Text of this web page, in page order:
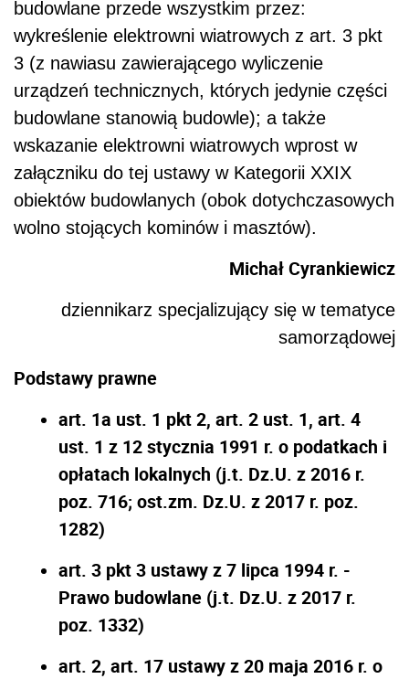
budowlane przede wszystkim przez:
wykreślenie elektrowni wiatrowych z art. 3 pkt
3 (z nawiasu zawierającego wyliczenie
urządzeń technicznych, których jedynie części
budowlane stanowią budowle); a także
wskazanie elektrowni wiatrowych wprost w
załączniku do tej ustawy w Kategorii XXIX
obiektów budowlanych (obok dotychczasowych
wolno stojących kominów i masztów).
Michał Cyrankiewicz
dziennikarz specjalizujący się w tematyce
samorządowej
Podstawy prawne
art. 1a ust. 1 pkt 2, art. 2 ust. 1, art. 4
ust. 1 z 12 stycznia 1991 r. o podatkach i
opłatach lokalnych (j.t. Dz.U. z 2016 r.
poz. 716; ost.zm. Dz.U. z 2017 r. poz.
1282)
art. 3 pkt 3 ustawy z 7 lipca 1994 r. -
Prawo budowlane (j.t. Dz.U. z 2017 r.
poz. 1332)
art. 2, art. 17 ustawy z 20 maja 2016 r. o